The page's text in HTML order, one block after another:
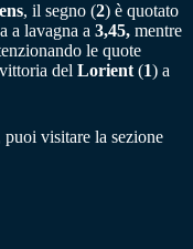
, il segno (2) è quotato
a lavagna a 3,45, mentre
le quote
del Lorient (1) a
visitare la sezione